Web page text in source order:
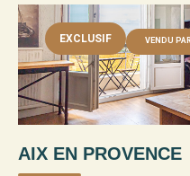
EXCLUSIF VENDU
AIX EN PROVENCE